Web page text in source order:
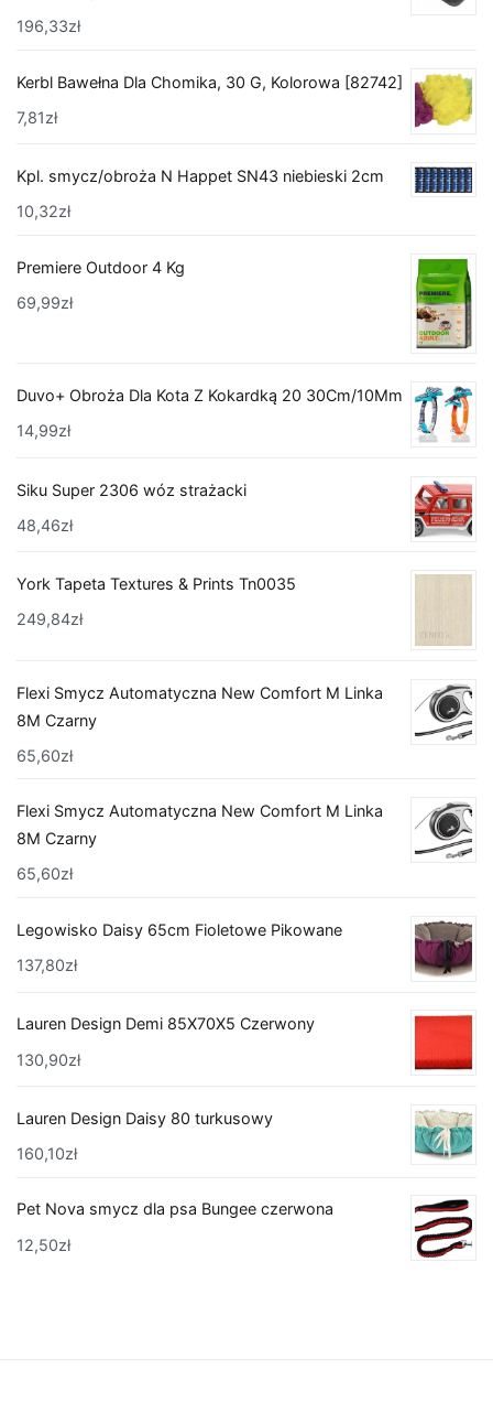
196,33zł
Kerbl Bawełna Dla Chomika, 30 G, Kolorowa [82742]
7,81zł
Kpl. smycz/obroża N Happet SN43 niebieski 2cm
10,32zł
Premiere Outdoor 4 Kg
69,99zł
Duvo+ Obroża Dla Kota Z Kokardką 20 30Cm/10Mm
14,99zł
Siku Super 2306 wóz strażacki
48,46zł
York Tapeta Textures & Prints Tn0035
249,84zł
Flexi Smycz Automatyczna New Comfort M Linka
8M Czarny
65,60zł
Flexi Smycz Automatyczna New Comfort M Linka
8M Czarny
65,60zł
Legowisko Daisy 65cm Fioletowe Pikowane
137,80zł
Lauren Design Demi 85X70X5 Czerwony
130,90zł
Lauren Design Daisy 80 turkusowy
160,10zł
Pet Nova smycz dla psa Bungee czerwona
12,50zł